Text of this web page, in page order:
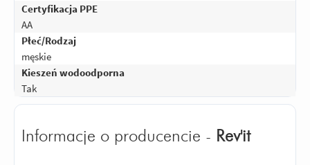
Certyfikacja PPE
AA
Płeć/Rodzaj
męskie
Kieszeń wodoodporna
Tak
Informacje o producencie - Rev'it